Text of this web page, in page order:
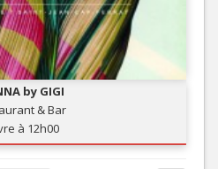
by GIGI
& Bar
à 12h00